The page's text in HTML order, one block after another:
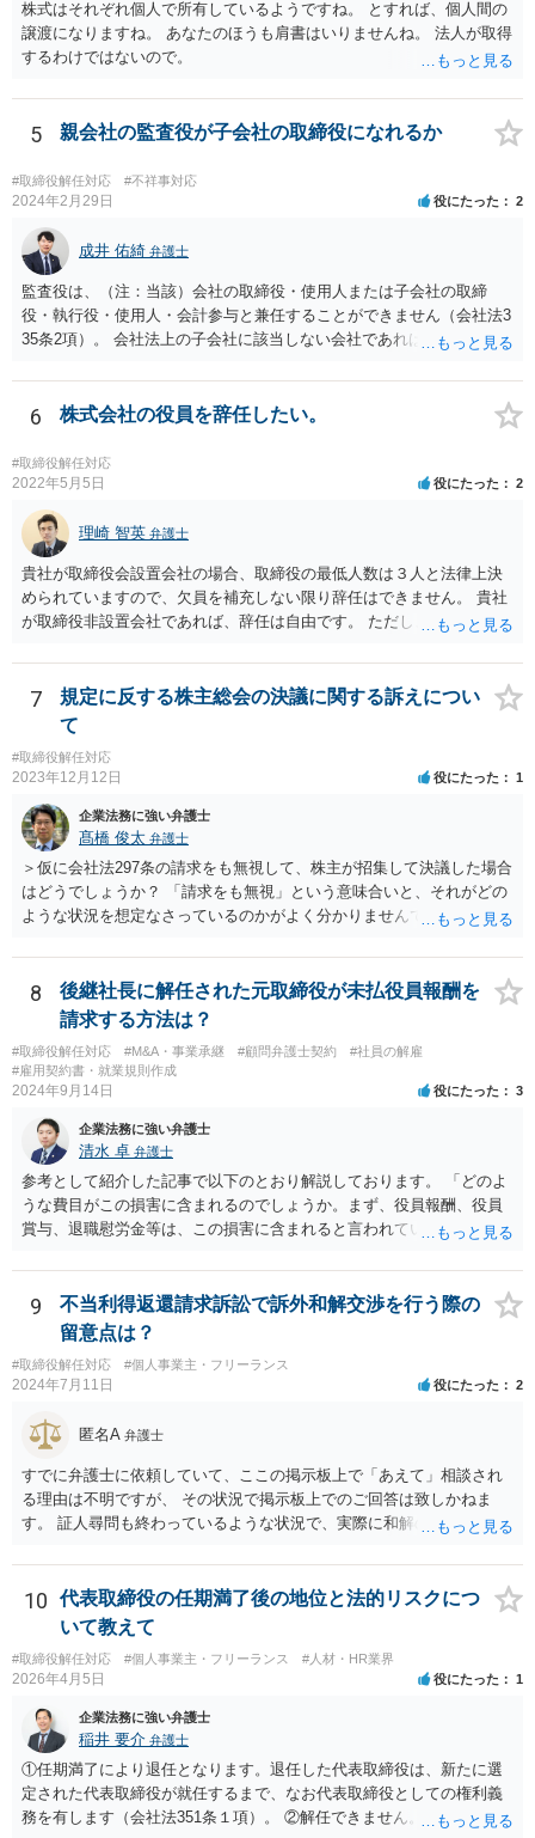
株式はそれぞれ個人で所有しているようですね。 とすれば、個人間の
譲渡になりますね。 あなたのほうも肩書はいりませんね。 法人が取得
するわけではないので。
5 親会社の監査役が子会社の取締役になれるか
#取締役解任対応 #不祥事対応
2024年2月29日 役にたった 2
成井 佑綺 弁護士
監査役は、（注：当該）会社の取締役・使用人または子会社の取締
役・執行役・使用人・会計参与と兼任することができません（会社法3
35条2項）。 会社法上の子会社に該当しない会社であれば上記の兼任
任していた場合には、基本はその選任自体は有効となり、監査も有効
となりますが、当該監査役が損害賠償責任を負う可能性があります。
には、監査が無効になる可能性があります。 いずれにせよ兼任規制に
反する兼任の場合には、監査役の辞任等を検討する対応がベターに思
われます。
6 株式会社の役員を辞任したい。
#取締役解任対応
2022年5月5日 役にたった 2
理崎 智英 弁護士
貴社が取締役会設置会社の場合、取締役の最低人数は３人と法律上決
められていますので、欠員を補充しない限り辞任はできません。 貴社
が取締役非設置会社であれば、辞任は自由です。 ただし、会社にとっ
生じた場合、会社に対して損害賠償をする必要があります。 一度、今
後の対応等について、弁護士にご相談されることをお勧めします。
7
規定に反する株主総会の決議に関する訴えについ
て
#取締役解任対応
2023年12月12日 役にたった 1
企業法務に強い弁護士
髙橋 俊太 弁護士
＞仮に会社法297条の請求をも無視して、株主が招集して決議した場合
はどうでしょうか？ 「請求をも無視」という意味合いと、それがどの
ような状況を想定なさっているのかがよく分かりませんでしたが、株
象になるのではないかと思われます。
8
後継社長に解任された元取締役が未払役員報酬を
請求する方法は？
#取締役解任対応 #M&A・事業承継 #顧問弁護士契約
#社員の解雇
#雇用契約書・就業規則作成
2024年9月14日 役にたった 3
企業法務に強い弁護士
清水 卓 弁護士
参考として紹介した記事で以下のとおり解説しております。 「どのよ
うな費目がこの損害に含まれるのでしょうか。まず、役員報酬、役員
賞与、退職慰労金等は、この損害に含まれると言われています。また
質の金員と判断されれば、損害に含まれる可能性があります。 慰謝料
や弁護士費用については、これらの損害に含まれないと述べる裁判例
もありますが、含まれるとする見解もあり、争いがあるところです
（なお、含まれないとしても、民法の不法行為などの別の法律構成で
賠償請求される可能性もあります）。」 → このように、法律構成の工
夫等次第では、慰謝料請求の余地もあるのですが、あなたのケースで
は、不法行為構成で請求しようとすると、３年の消滅時効の壁に阻ま
れるリスクがあるため、慰謝料請求までは難しいかもしれません。
損害のメイン部分は役員報酬の部分かと思われます。会社法第３３９
条２項の損害賠償責任の法的性質について、法律により設けられた特
別の責任（法定責任）と解する立場であっても、時効期間の観点から
は、早めに請求行動を試みる等の対策を講じておくべきかと思いま
す。 この掲示板での私からの回答はこれで終わりにさせていただぎ
す。より詳しくは、証拠を持参の上、法律事務所に赴いて弁護士に直
接相談•依頼してみることをご検討下さい。
9
不当利得返還請求訴訟で訴外和解交渉を行う際の
留意点は？
#取締役解任対応 #個人事業主・フリーランス
2024年7月11日 役にたった 2
匿名A 弁護士
すでに弁護士に依頼していて、ここの掲示板上で「あえて」相談され
る理由は不明ですが、 その状況で掲示板上でのご回答は致しかねま
す。 証人尋問も終わっているような状況で、実際に和解のお話も進ん
えになられたい理由、原告側の温度感、裁判の流れ、判決となったと
きの見通しなどの事情を排除して、和解に関する要求の妥当性を部分
的にのみ責任を持って判断することはできません。 セカンドオピニオ
ンをご希望であれば、掲示板上で漠然と質問されるよりも、 実際に訴
訟に関する資料や経緯を踏まえて、直接弁護士事務所にてご相談され
る方が良いかと思います。
10
代表取締役の任期満了後の地位と法的リスクにつ
いて教えて
#取締役解任対応 #個人事業主・フリーランス #人材・HR業界
2026年4月5日 役にたった 1
企業法務に強い弁護士
稲井 要介 弁護士
①任期満了により退任となります。退任した代表取締役は、新たに選
定された代表取締役が就任するまで、なお代表取締役としての権利義
務を有します（会社法351条１項）。 ②解任できません。 ③金融機関